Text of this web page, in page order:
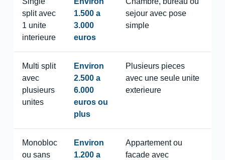
split avec
1 unite
interieure
1.500 a
3.000
euros
sejour avec pose
simple
Multi split
avec
plusieurs
unites
Environ
2.500 a
6.000
euros ou
plus
Plusieurs pieces
avec une seule unite
exterieure
Monobloc
ou sans
Environ
1.200 a
Appartement ou
facade avec